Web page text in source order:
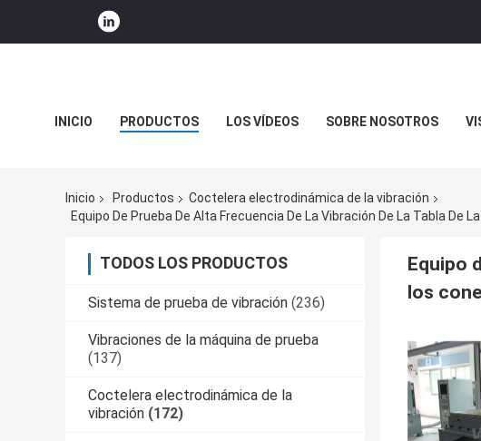
INICIO PRODUCTOS LOS VÍDEOS SOBRE NOSOTROS
Inicio Productos
Coctelera electrodinámica de la vibración
Equipo De Prueba De Alta Frecuencia De La Vibración De La Tabla
TODOS LOS PRODUCTOS
Sistema de prueba de vibración (236)
Vibraciones de la máquina de prueba
(137)
Coctelera electrodinámica de la
vibración (172)
Equipo
los